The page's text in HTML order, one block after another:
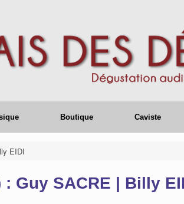
Boutique Caviste
EIDI
Guy SACRE | Billy